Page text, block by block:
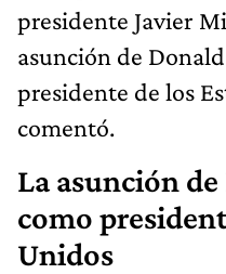
presidente Javier
asunción de
presidente de los
comentó.
La asunción
como
Unidos